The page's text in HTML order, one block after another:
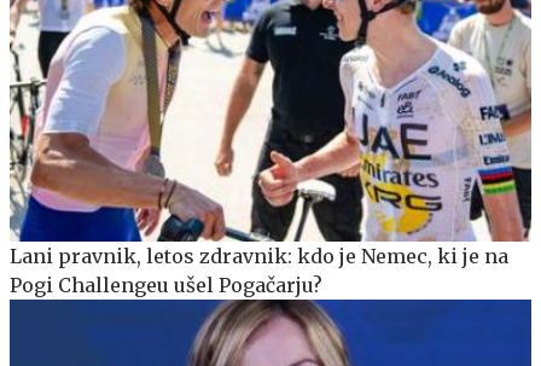
Lani pravnik, letos zdravnik: kdo je Nemec, ki je na
Pogi Challengeu ušel Pogačarju?